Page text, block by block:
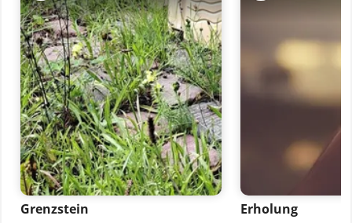
Grenzstein Erholung